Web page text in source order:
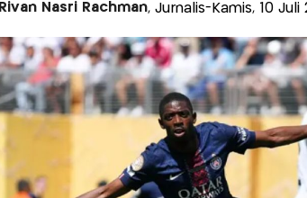
Rivan Nasri Rachman, Jurnalis-Kamis, 10 Juli